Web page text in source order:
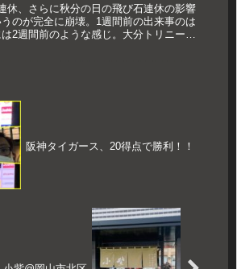
休、さらに秋分の日の飛び石連休の影響
のが完全に崩壊。1週間前の出来事のは
2週間前のような感じ。大分トリニータ
阪神タイガース、20得点で勝利！！